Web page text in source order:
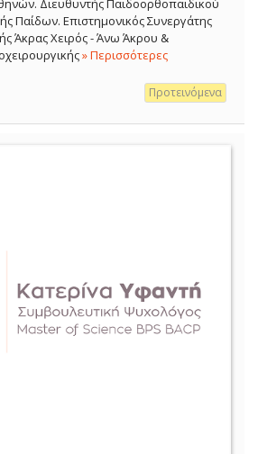
Διευθυντής Παιδοορθοπαιδικού
Παίδων. Επιστημονικός Συνεργάτης
Άκρας Χειρός - Άνω Άκρου &
» Περισσότερες
Προτεινόμενα